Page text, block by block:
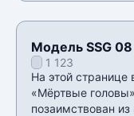
Модель SSG
v341 123
На этой странице
«Мёртвые
позаимствован